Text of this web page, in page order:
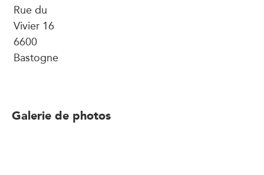
Rue du
Vivier 16
6600
Bastogne
Galerie de photos